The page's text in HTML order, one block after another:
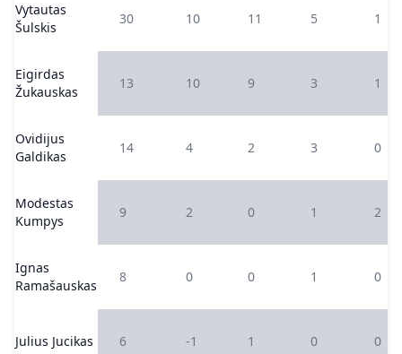
Vytautas
Šulskis
30 10 11 5 1
Eigirdas
Žukauskas
13 10 9 3 1
Ovidijus
Galdikas
14 4 2 3 0
Modestas
Kumpys
9 2 0 1 2
Ignas
Ramašauskas
8 0 0 1 0
Julius Jucikas 6 -1 1 0 0